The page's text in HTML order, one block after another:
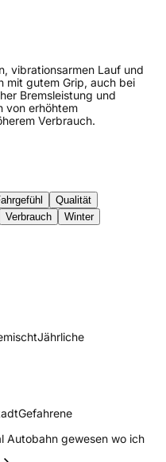
vibrationsarmen Lauf und
mit gutem Grip, auch bei
Bremsleistung und
von erhöhtem
Verbrauch.
Qualität
Verbrauch
Winter
Jährliche
Gefahrene
Autobahn gewesen wo ich